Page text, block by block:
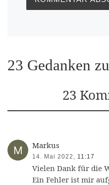
23 Gedanken
23
Markus
14. Mai 2022, 11:17
Vielen Dank für die
Ein Fehler ist mir